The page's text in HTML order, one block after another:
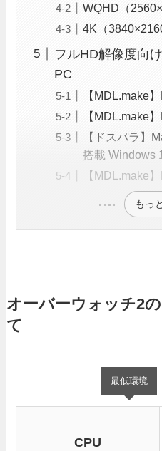
WQHD（
4K（
フルHD解像度向
PC
【MDL.make
【MDL.make
【ドスパラ】
搭載 Windows
【MDL.make
もっ
オーバーウォッチ2
て
最低環境
CPU